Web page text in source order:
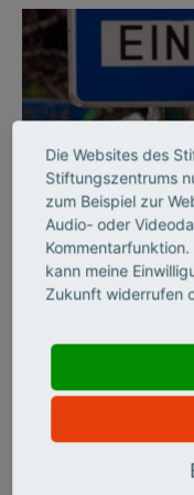
BILDUNGSSYSTEM
Per
die
Der Stifterverband hat
lang auf sechs
Die Websites des
Stiftungszentrums
zum Beispiel zur
Audio- oder
kann meine
Zukunft widerrufen